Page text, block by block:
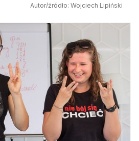
Autor/źródło: Wojciech Lipiński